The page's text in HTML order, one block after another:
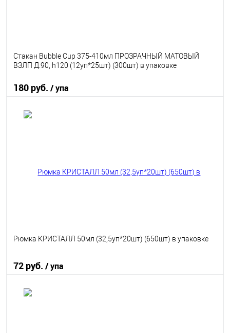
Стакан Bubble Cup 375-410мл ПРОЗРАЧНЫЙ МАТОВЫЙ
ВЗЛП Д.90, h120 (12уп*25шт) (300шт) в упаковке
180 руб. / упа
Рюмка КРИСТАЛЛ 50мл (32,5уп*20шт) (650шт) в упаковке
72 руб. / упа